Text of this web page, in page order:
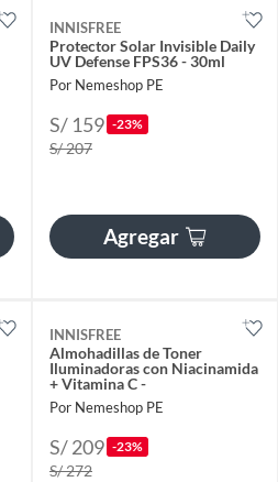
INNISFREE
Protector Solar Invisible Daily
UV Defense FPS36 - 30ml
Por Nemeshop PE
S/ 159 -23%
S/ 207
Agregar
INNISFREE
Almohadillas de Toner
Iluminadoras con Niacinamida
+ Vitamina C -
Por Nemeshop PE
S/ 209 -23%
S/ 272